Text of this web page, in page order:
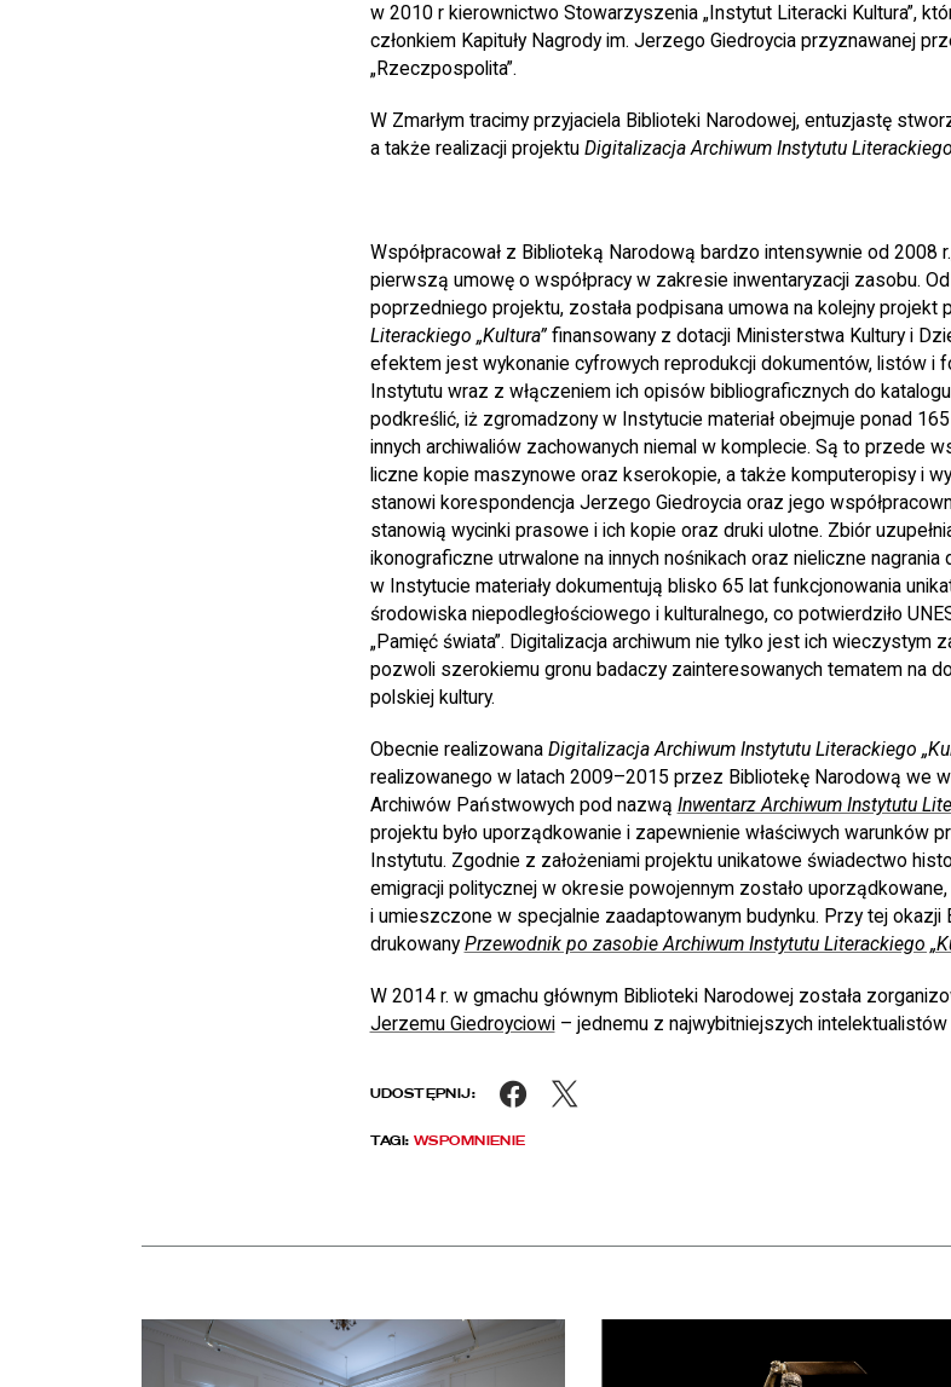
w 2010 r kierownictwo Stowarzyszenia „Instytut Literacki Kultura”,
członkiem Kapituły Nagrody im. Jerzego Giedroycia przyznawanej
„Rzeczpospolita”.
W Zmarłym tracimy przyjaciela Biblioteki Narodowej, entuzjastę
a także realizacji projektu Digitalizacja Archiwum Instytutu
Współpracował z Biblioteką Narodową bardzo intensywnie od 2008
pierwszą umowę o współpracy w zakresie inwentaryzacji zasobu.
poprzedniego projektu, została podpisana umowa na kolejny projekt
Literackiego „Kultura”finansowany z dotacji Ministerstwa Kultury i
efektem jest wykonanie cyfrowych reprodukcji dokumentów, listów i
Instytutu wraz z włączeniem ich opisów bibliograficznych do
podkreślić, iż zgromadzony w Instytucie materiał obejmuje ponad
innych archiwaliów zachowanych niemal w komplecie. Są to przede
liczne kopie maszynowe oraz kserokopie, a także komputeropisy i
stanowi korespondencja Jerzego Giedroycia oraz jego
stanowią wycinki prasowe i ich kopie oraz druki ulotne. Zbiór
ikonograficzne utrwalone na innych nośnikach oraz nieliczne
w Instytucie materiały dokumentują blisko 65 lat funkcjonowania
środowiska niepodległościowego i kulturalnego, co potwierdziło
„Pamięć świata”. Digitalizacja archiwum nie tylko jest ich wieczystym
pozwoli szerokiemu gronu badaczy zainteresowanych tematem na
polskiej kultury.
Obecnie realizowana Digitalizacja Archiwum Instytutu Literackiego
realizowanego w latach 2009–2015 przez Bibliotekę Narodową we
Archiwów Państwowych pod nazwą Inwentarz Archiwum Instytutu
projektu było uporządkowanie i zapewnienie właściwych warunków
Instytutu. Zgodnie z założeniami projektu unikatowe świadectwo
emigracji politycznej w okresie powojennym zostało
i umieszczone w specjalnie zaadaptowanym budynku. Przy tej okazji
drukowanyPrzewodnik po zasobie Archiwum Instytutu Literackiego
W 2014 r. w gmachu głównym Biblioteki Narodowej została
Jerzemu Giedroyciowi– jednemu z najwybitniejszych intelektualistów
UDOSTĘPNIJ: Facebook
TAGI:WSPOMNIENIE
Aktualności
czytaj więcej o Chłód w Pałacu Rzeczypospolitej. Zapraszamy na bezpłatne zwiedzanie skarbca Biblioteki
czytaj więcej o Dyrektor BN otrzymał